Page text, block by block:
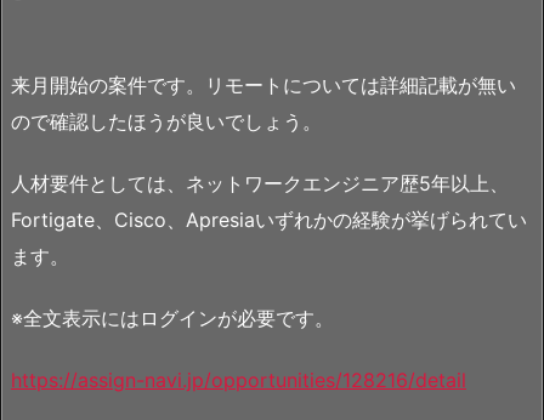
来月開始の案件です。リモートについては詳細記載が無い
ので確認したほうが良いでしょう。
人材要件としては、ネットワークエンジニア歴5年以上、
Fortigate、Cisco、Apresiaいずれかの経験が挙げられてい
ます。
※全文表示にはログインが必要です。
https://assign-navi.jp/opportunities/128216/detail